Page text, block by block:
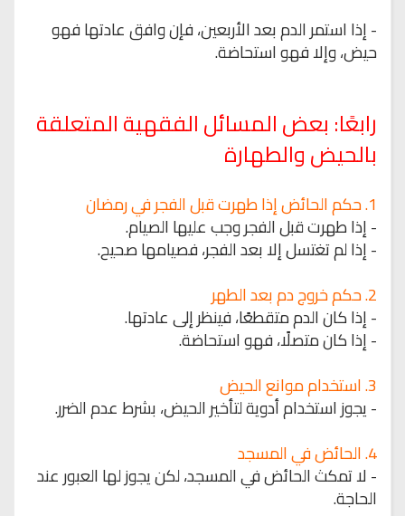
- إذا استمر الدم بعد الأربعين، فإن وافق عادتها فهو
حيض، وإلا فهو استحاضة.
رابعًا: بعض المسائل الفقهية المتعلقة
بالحيض والطهارة
1. حكم الحائض إذا طهرت قبل الفجر في رمضان
- إذا طهرت قبل الفجر وجب عليها الصيام.
- إذا لم تغتسل إلا بعد الفجر، فصيامها صحيح.
2. حكم خروج دم بعد الطهر
- إذا كان الدم متقطعًا، فينظر إلى عادتها.
- إذا كان متصلًا، فهو استحاضة.
3. استخدام موانع الحيض
- يجوز استخدام أدوية لتأخير الحيض، بشرط عدم الضرر.
4. الحائض في المسجد
- لا تمكث الحائض في المسجد، لكن يجوز لها العبور عند
الحاجة.